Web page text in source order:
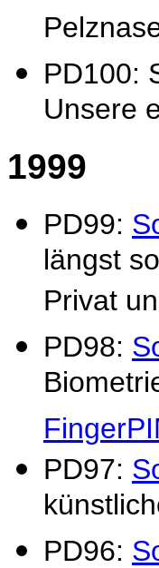
PD100:
Unsere
1999
PD99:
längst
Privat
PD98:
PD97:
PD96: